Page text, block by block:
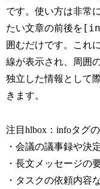
です。使い方は非常
たい文章の前後を
囲むだけです。これ
線が表示され、周囲
独立した情報として
きます。
注目hlbox：infoタグ
・会議の議事録や決
・長文メッセージの
・タスクの依頼内容